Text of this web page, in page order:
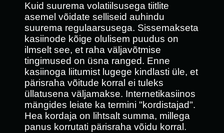
Kuid suurema volatiilsusega tiitlite
asemel võidate selliseid auhindu
suurema regulaarsusega. Sissemakseta
kasiinode kõige olulisem puudus on
ilmselt see, et raha väljavõtmise
tingimused on üsna ranged. Enne
kasiinoga liitumist lugege kindlasti üle, et
pärisraha võitude korral ei tuleks
üllatusena väljamakse. Internetikasiinos
mängides leiate ka termini "kordistajad".
Hea kordaja on lihtsalt summa, millega
panus korrutati pärisraha võidu korral.